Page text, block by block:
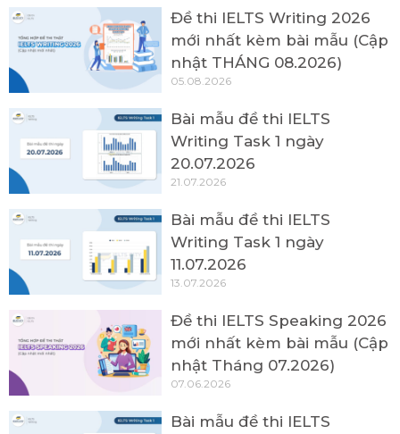
Đề thi IELTS Writing 2026
mới nhất kèm bài mẫu (Cập
nhật THÁNG 08.2026)
05.08.2026
Bài mẫu đề thi IELTS
Writing Task 1 ngày
20.07.2026
21.07.2026
Bài mẫu đề thi IELTS
Writing Task 1 ngày
11.07.2026
13.07.2026
Đề thi IELTS Speaking 2026
mới nhất kèm bài mẫu (Cập
nhật Tháng 07.2026)
07.06.2026
Bài mẫu đề thi IELTS